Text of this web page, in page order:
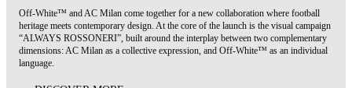
Off-White™ and AC Milan come together for a new collaboration where football
heritage meets contemporary design. At the core of the launch is the visual campaign
“ALWAYS ROSSONERI”, built around the interplay between two complementary
dimensions: AC Milan as a collective expression, and Off-White™ as an individual
language.